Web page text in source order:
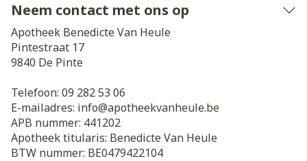
Neem contact met ons op
Apotheek Benedicte Van Heule
Pintestraat 17
9840 De Pinte
Telefoon: 09 282 53 06
E-mailadres: info@apotheekvanheule.be
APB nummer: 441202
Apotheek titularis: Benedicte Van Heule
BTW nummer: BE0479422104